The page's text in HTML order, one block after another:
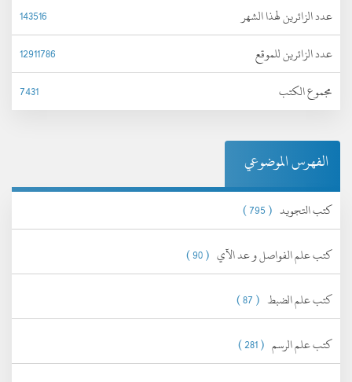
عدد الزائرين لهذا الشهر
143516
عدد الزائرين للموقع
12911786
مجموع الكتب
7431
الفهرس الموضوعي
كتب التجويد ( 795 )
كتب علم الفواصل و عد الآي ( 90 )
كتب علم الضبط ( 87 )
كتب علم الرسم ( 281 )